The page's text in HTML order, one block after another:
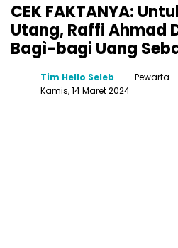
CEK FAKTANYA:
Utang, Raffi Ahmad
Bagì-bagi Uang
Tim Hello Seleb
- Pewarta
Kamis, 14 Maret 2024